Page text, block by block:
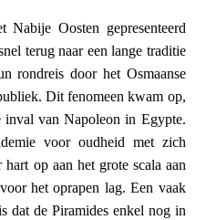
Oosten gepresenteerd
terug naar een lange traditie
rondreis door het Osmaanse
Dit fenomeen kwam op,
inval van Napoleon in Egypte.
voor oudheid met zich
op aan het grote scala aan
het oprapen lag. Een vaak
dat de Piramides enkel nog in